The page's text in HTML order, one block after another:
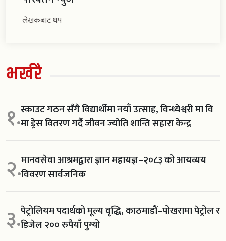
लेखकबाट थप
भर्खरै
१.स्काउट गठन सँगै विद्यार्थीमा नयाँ उत्साह, विन्ध्येश्वरी मा वि
मा ड्रेस वितरण गर्दै जीवन ज्योति शान्ति सहारा केन्द्र
२.मानवसेवा आश्रमद्वारा ज्ञान महायज्ञ–२०८३ को आयव्यय
विवरण सार्वजनिक
३.पेट्रोलियम पदार्थको मूल्य वृद्धि, काठमाडौं–पोखरामा पेट्रोल र
डिजेल २०० रुपैयाँ पुग्यो